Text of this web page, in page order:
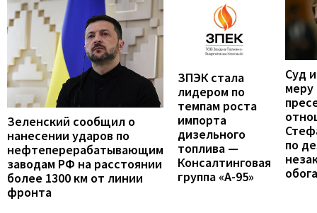
Зеленский сообщил о
нанесении ударов по
нефтеперерабатывающим
заводам РФ на расстоянии
более 1300 км от линии
фронта
ЗПЭК стала
лидером по
темпам роста
импорта
дизельного
топлива —
Консалтинговая
группа «А-95»
Суд
меру
по